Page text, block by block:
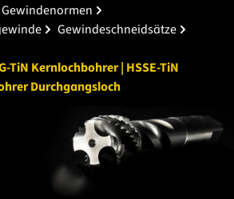
Gewindenormen
Gewindeschneidsätze
TiN Kernlochbohrer | HSSE-TiN
Durchgangsloch